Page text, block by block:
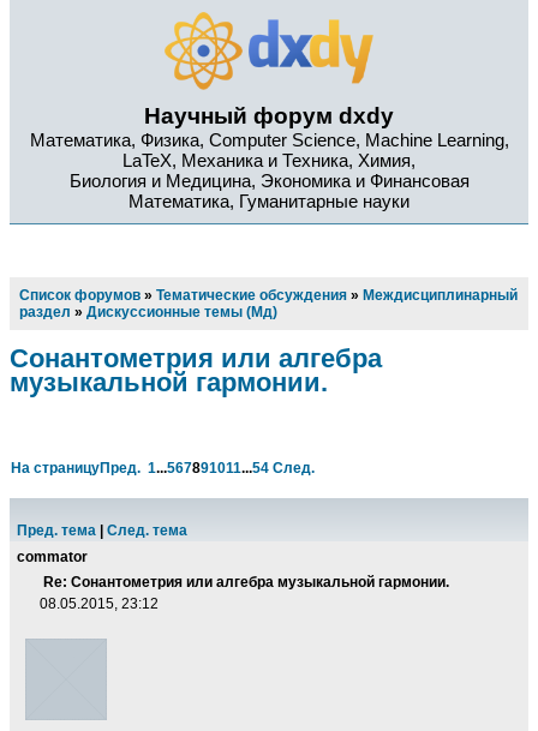
Научный форум dxdy
Математика, Физика, Computer Science, Machine Learning,
LaTeX, Механика и Техника, Химия,
Биология и Медицина, Экономика и Финансовая
Математика, Гуманитарные науки
Список форумов » Тематические обсуждения » Междисциплинарный
раздел » Дискуссионные темы (Мд)
Сонантометрия или алгебра
музыкальной гармонии.
На страницуПред. 1...567891011...54 След.
Пред. тема
След. тема
commator
Re: Сонантометрия или алгебра музыкальной гармонии.
08.05.2015, 23:12